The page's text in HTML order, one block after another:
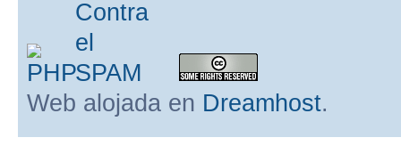
Web alojada en Dreamhost.